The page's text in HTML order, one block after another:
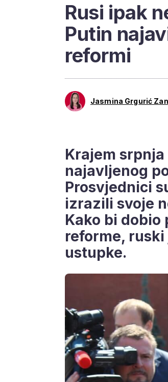
Rusi ipak
Putin
reformi
Jasmina Grgurić
Krajem
najavljenog
Prosvjednici
izrazili svoje
Kako bi dobio
reforme,
ustupke.